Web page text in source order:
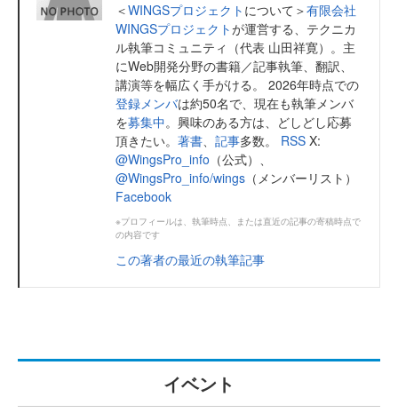
＜WINGSプロジェクト について＞有限会社
WINGSプロジェクトが運営する、テクニカ
ル執筆コミュニティ（代表 山田祥寛）。主
にWeb開発分野の書籍／記事執筆、翻訳、
講演等を幅広く手がける。 2026年時点での
登録メンバは約50名で、現在も執筆メンバ
を募集中。興味のある方は、どしどし応募
頂きたい。 著書、 記事多数。 RSS X:
@WingsPro_info （公式）、
@WingsPro_info/wings （メンバーリスト）
Facebook
※プロフィールは、執筆時点、または直近の記事の寄稿時点で
の内容です
この著者の最近の執筆記事
イベント